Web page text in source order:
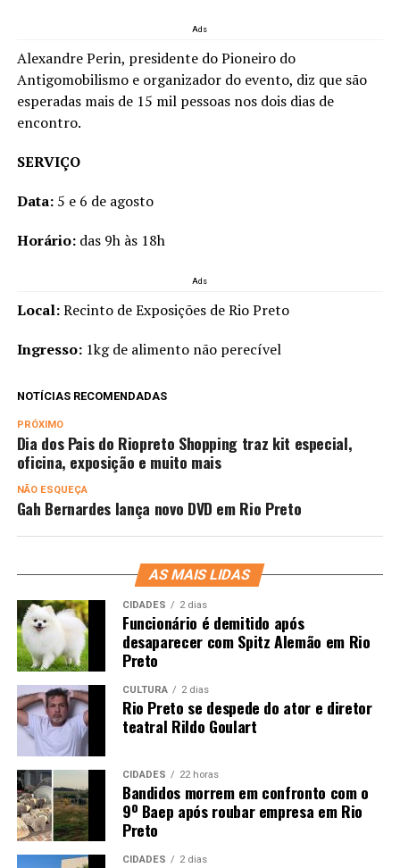
Ads
Alexandre Perin, presidente do Pioneiro do
Antigomobilismo e organizador do evento, diz que são
esperadas mais de 15 mil pessoas nos dois dias de
encontro.
SERVIÇO
Data:5 e 6 de agosto
Horário:das 9h às 18h
Ads
Local:Recinto de Exposições de Rio Preto
Ingresso:1kg de alimento não perecível
NOTÍCIAS RECOMENDADAS
PRÓXIMO
Dia dos Pais do Riopreto Shopping traz kit especial,
oficina, exposição e muito mais
NÃO ESQUEÇA
Gah Bernardes lança novo DVD em Rio Preto
AS MAIS LIDAS
CIDADES 2 dias
Funcionário é demitido após
desaparecer com Spitz Alemão em Rio
Preto
CULTURA 2 dias
Rio Preto se despede do ator e diretor
teatral Rildo Goulart
CIDADES 22 horas
Bandidos morrem em confronto com o
9º Baep após roubar empresa em Rio
Preto
CIDADES 2 dias